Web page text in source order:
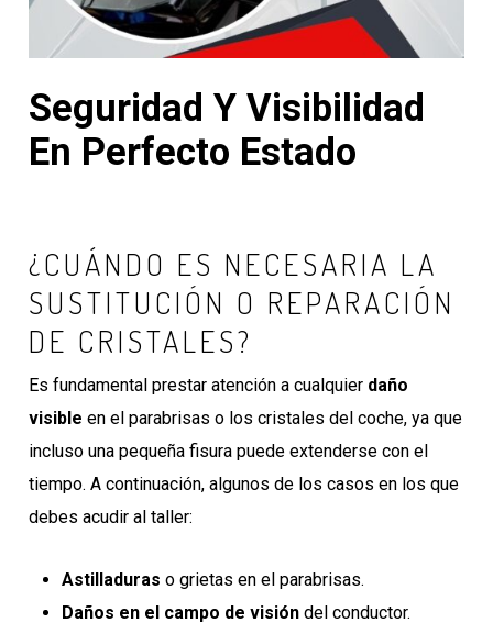
Seguridad Y Visibilidad
En Perfecto Estado
¿CUÁNDO ES NECESARIA LA
SUSTITUCIÓN O REPARACIÓN
DE CRISTALES?
Es fundamental prestar atención a cualquier daño
visible en el parabrisas o los cristales del coche, ya que
incluso una pequeña fisura puede extenderse con el
tiempo. A continuación, algunos de los casos en los que
debes acudir al taller:
Astilladuras o grietas en el parabrisas.
Daños en el campo de visióndel conductor.